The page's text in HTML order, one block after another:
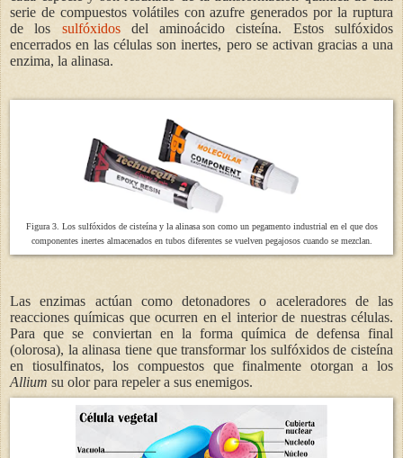
serie de compuestos volátiles con azufre generados por la ruptura
de los sulfóxidosdel aminoácido cisteína. Estos sulfóxidos
encerrados en las células son inertes, pero se activan gracias a una
enzima, la alinasa.
Figura 3. Los sulfóxidos de cisteína y la alinasa son como un pegamento industrial en el que dos
componentes inertes almacenados en tubos diferentes se vuelven pegajosos cuando se mezclan.
Las enzimas actúan como detonadores o aceleradores de las
reacciones químicas que ocurren en el interior de nuestras células.
Para que se conviertan en la forma química de defensa final
(olorosa), la alinasa tiene que transformar los sulfóxidos de cisteína
en tiosulfinatos, los compuestos que finalmente otorgan a los
Allium su olor para repeler a sus enemigos.